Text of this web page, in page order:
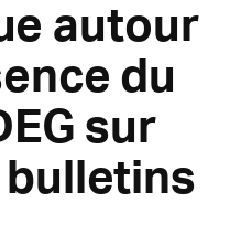
autour
du
sur